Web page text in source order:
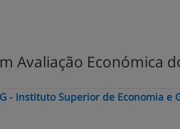
Avaliação Económica
- Instituto Superior de Economia e